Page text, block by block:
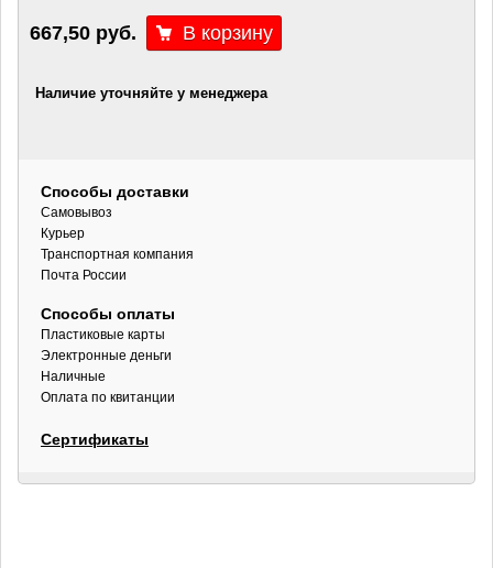
667,50 руб.
Наличие уточняйте у менеджера
Способы доставки
Самовывоз
Курьер
Транспортная компания
Почта России
Способы оплаты
Пластиковые карты
Электронные деньги
Наличные
Оплата по квитанции
Сертификаты